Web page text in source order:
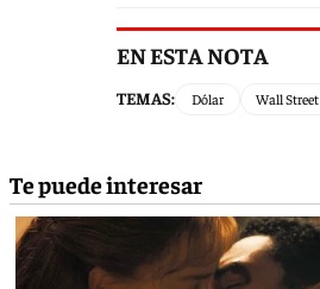
EN ESTA NOTA
TEMAS: Dólar Wall Street